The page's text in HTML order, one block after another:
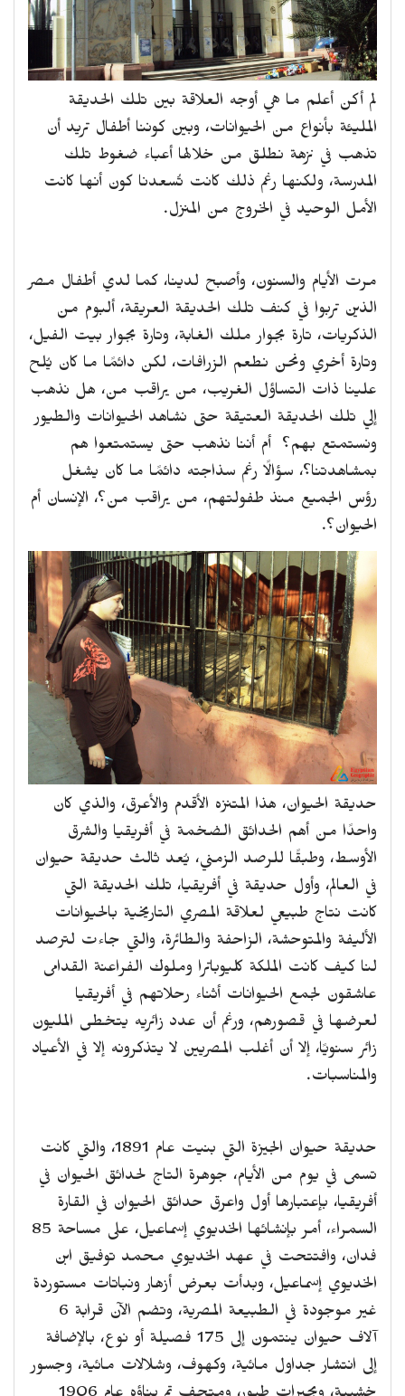
لم أكن أعلم ما هي أوجه العلاقة بين تلك الحديقة
المليئة بأنواع من الحيوانات، وبين كوننا أطفال تريد أن
تذهب في نزهة نطلق من خلالها أعباء ضغوط تلك
المدرسة، ولكنها رغم ذلك كانت تُسعدنا كون أنها كانت
الأمل الوحيد في الخروج من المنزل.
مرت الأيام والسنون، وأصبح لدينا، كما لدي أطفال مصر
الذين تربوا في كنف تلك الحديقة العريقة، ألبوم من
الذكريات، تارة بجوار ملك الغابة، وتارة بجوار بيت الفيل،
وتارة أخري ونحن نطعم الزرافات، لكن دائمًا ما كان يُلح
علينا ذات التساؤل الغريب، من يراقب من، هل نذهب
إلي تلك الحديقة العتيقة حتى نشاهد الحيوانات والطيور
ونستمتع بهم؟ أم أننا نذهب حتى يستمتعوا هم
بمشاهدتنا؟، سؤالًا رغم سذاجته دائمًا ما كان يشغل
رؤس الجميع منذ طفولتهم، من يراقب من؟، الإنسان أم
الحيوان؟.
حديقة الحيوان، هذا المتنزه الأقدم والأعرق، والذي كان
واحدًا من أهم الحدائق الضخمة في أفريقيا والشرق
الأوسط، وطبقًا للرصد الزمني، يُعد ثالث حديقة حيوان
في العالم، وأول حديقة في أفريقيا، تلك الحديقة التي
كانت نتاج طبيعي لعلاقة المصري التاريخية بالحيوانات
الأليفة والمتوحشة، الزاحفة والطائرة، والتي جاءت لترصد
لنا كيف كانت الملكة كليوباترا وملوك الفراعنة القدامى
عاشقون لجمع الحيوانات أثناء رحلاتهم في أفريقيا
لعرضها في قصورهم، ورغم أن عدد زائريه يتخطى المليون
زائر سنويًا، إلا أن أغلب المصريين لا يتذكرونه إلا في الأعياد
والمناسبات.
حديقة حيوان الجيزة التي بنيت عام 1891، والتي كانت
تسمى في يوم من الأيام، جوهرة التاج لحدائق الحيوان في
أفريقيا، بإعتبارها أول واعرق حدائق الحيوان في القارة
السمراء، أمر بإنشائها الخديوي إسماعيل، على مساحة 85
فدان، وافتتحت في عهد الخديوي محمد توفيق ابن
الخديوي إسماعيل، وبدأت بعرض أزهار ونباتات مستوردة
غير موجودة في الطبيعة المصرية، وتضم الآن قرابة 6
آلاف حيوان ينتمون إلى 175 فصيلة أو نوع، بالإضافة
إلى انتشار جداول مائية، وكهوف، وشلالات مائية، وجسور